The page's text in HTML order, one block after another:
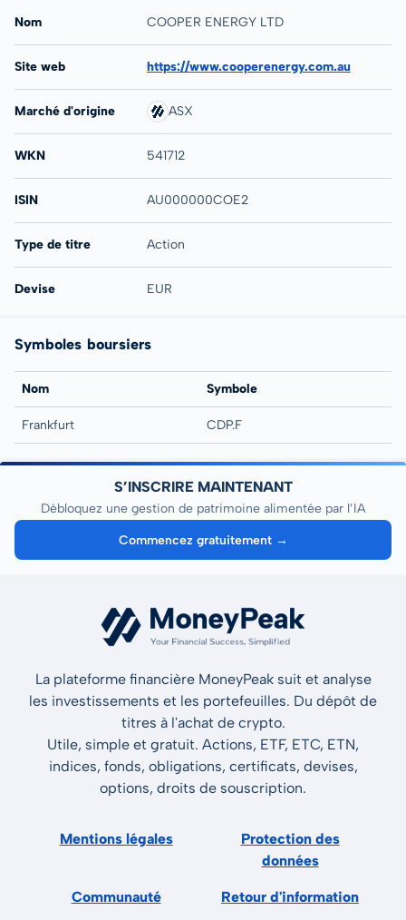
Nom COOPER ENERGY LTD
Site web https://www.cooperenergy.com.au
Marché d'origine ASX
WKN 541712
ISIN AU000000COE2
Type de titre Action
Devise EUR
Symboles boursiers
Nom Symbole
Frankfurt CDP.F
S’INSCRIRE MAINTENANT
Débloquez une gestion de patrimoine alimentée par l’IA
Commencez gratuitement →
La plateforme financière MoneyPeak suit et analyse
les investissements et les portefeuilles. Du dépôt de
titres à l'achat de crypto.
Utile, simple et gratuit. Actions, ETF, ETC, ETN,
indices, fonds, obligations, certificats, devises,
options, droits de souscription.
Mentions légales
Protection des
données
Communauté Retour d'information